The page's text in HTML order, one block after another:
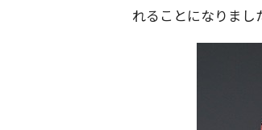
れることになりまし